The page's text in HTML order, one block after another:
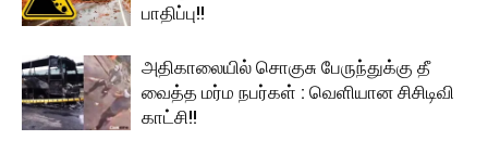
பாதிப்பு!!
அதிகாலையில் சொகுசு பேருந்துக்கு தீ
வைத்த மர்ம நபர்கள் : வெளியான சிசிடிவி
காட்சி!!